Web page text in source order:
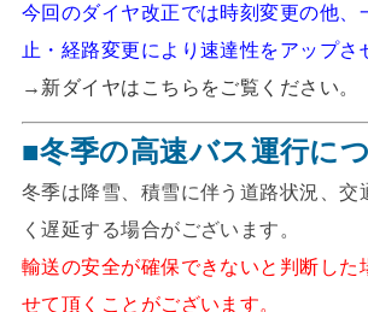
今回のダイヤ改正では時刻変更の他、
止・経路変更により速達性をアップさ
→ 新ダイヤはこちらをご覧ください。
■冬季の高速バス運行に
冬季は降雪、積雪に伴う道路状況、交
く遅延する場合がございます。
輸送の安全が確保できないと判断した
せて頂くことがございます。